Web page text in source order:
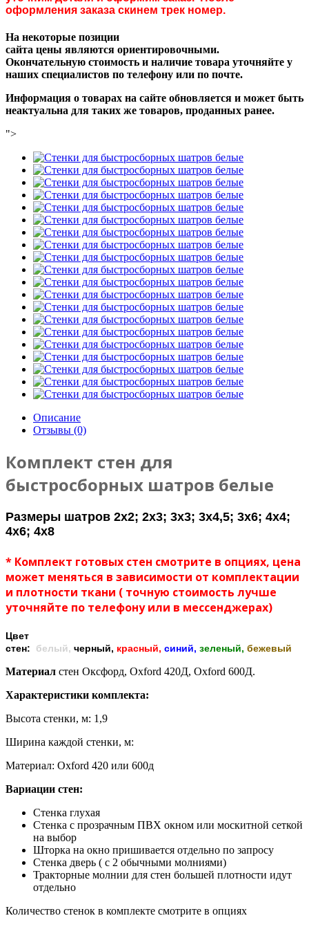
оформления заказа скинем трек номер.
На некоторые позиции
сайта цены являются ориентировочными.
Окончательную стоимость и наличие товара уточняйте у
наших специалистов по телефону или по почте.
Информация о товарах на сайте обновляется и может быть
неактуальна для таких же товаров, проданных ранее.
">
Описание
Отзывы (0)
Комплект стен для
быстросборных шатров белые
Размеры шатров 2х2; 2х3; 3х3; 3х4,5; 3х6; 4х4;
4х6; 4х8
* Комплект готовых стен смотрите в опциях, цена
может меняться в зависимости от комплектации
и плотности ткани ( точную стоимость лучше
уточняйте по телефону или в мессенджерах)
Цвет
стен: белый, черный, красный, синий, зеленый, бежевый
Материал стен Оксфорд, Oxford 420Д, Oxford 600Д.
Характеристики комплекта:
Высота стенки, м: 1,9
Ширина каждой стенки, м:
Материал: Oxford 420 или 600д
Вариации стен:
Стенка глухая
Стенка с прозрачным ПВХ окном или москитной сеткой
на выбор
Шторка на окно пришивается отдельно по запросу
Стенка дверь ( с 2 обычными молниями)
Тракторные молнии для стен большей плотности идут
отдельно
Количество стенок в комплекте смотрите в опциях